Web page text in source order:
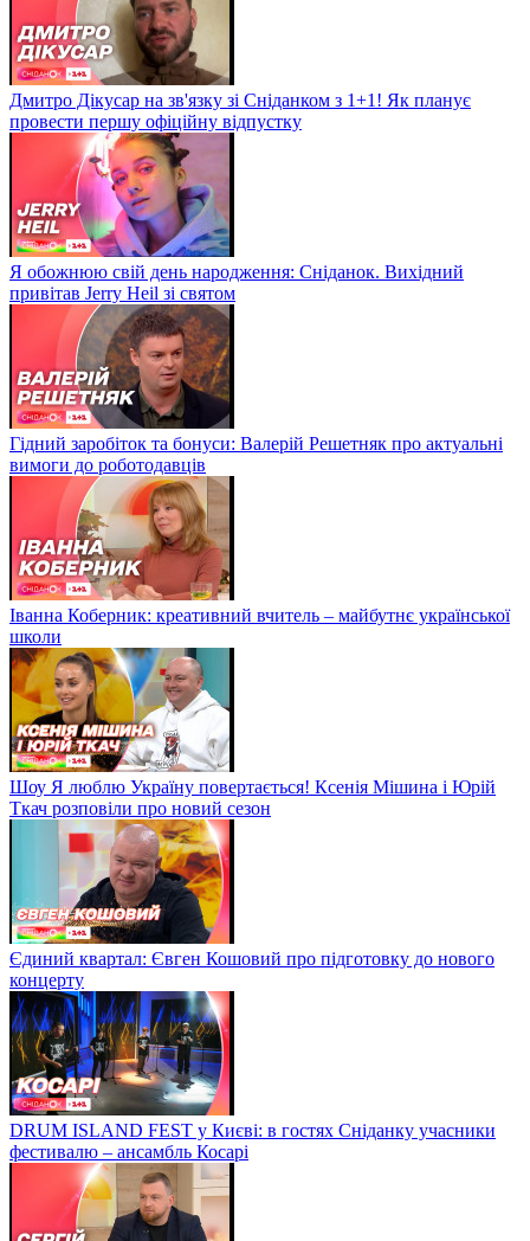
Дмитро Дікусар на зв'язку зі Сніданком з 1+1! Як планує
провести першу офіційну відпустку
Я обожнюю свій день народження: Сніданок. Вихідний
привітав Jerry Heil зі святом
Гідний заробіток та бонуси: Валерій Решетняк про актуальні
вимоги до роботодавців
Іванна Коберник: креативний вчитель – майбутнє української
школи
Шоу Я люблю Україну повертається! Ксенія Мішина і Юрій
Ткач розповіли про новий сезон
Єдиний квартал: Євген Кошовий про підготовку до нового
концерту
DRUM ISLAND FEST у Києві: в гостях Сніданку учасники
фестивалю – ансамбль Косарі